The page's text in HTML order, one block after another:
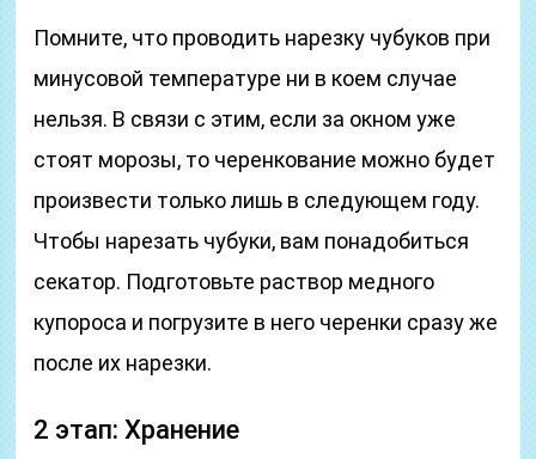
Помните, что проводить нарезку чубуков при
минусовой температуре ни в коем случае
нельзя. В связи с этим, если за окном уже
стоят морозы, то черенкование можно будет
произвести только лишь в следующем году.
Чтобы нарезать чубуки, вам понадобиться
секатор. Подготовьте раствор медного
купороса и погрузите в него черенки сразу же
после их нарезки.
2 этап: Хранение